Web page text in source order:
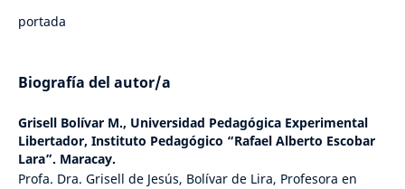
portada
Biografía del autor/a
Grisell Bolívar M., Universidad Pedagógica Experimental
Libertador, Instituto Pedagógico “Rafael Alberto Escobar
Lara”. Maracay.
Profa. Dra. Grisell de Jesús, Bolívar de Lira, Profesora en